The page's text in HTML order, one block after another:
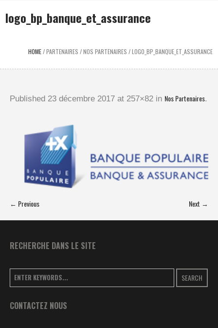
logo_bp_banque_et_assurance
HOME/PARTENAIRES /NOS PARTENAIRES /LOGO_BP_BANQUE_ET_ASSURANCE
Published 23 décembre 2017 at 257×82 in Nos Partenaires.
← Previous Next →
RECHERCHE DANS LE SITE
SEARCH
CONTACTEZ NOUS